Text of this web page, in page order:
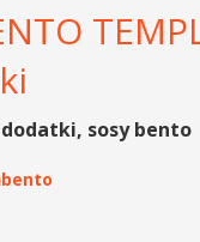
sosy bento